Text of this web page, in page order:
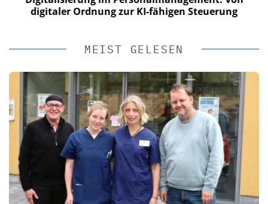
digitaler Ordnung zur KI-fähigen Steuerung
MEIST GELESEN